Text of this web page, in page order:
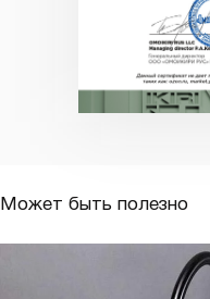
Может быть полезно